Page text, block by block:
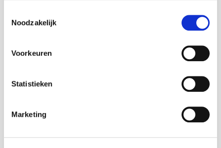
Noodzakelijk
Voorkeuren
Statistieken
Marketing
Overheidsopdrachten
Zowel voor overheden als voor
bouwondernemingen die te maken krijgen met
overheidsopdrachten in de bouw- en
vastgoedsector kunnen we optreden.
Overheden, lokaal en regionaal, ontmoeten
vroeg of laat promotoren, bouwheren,